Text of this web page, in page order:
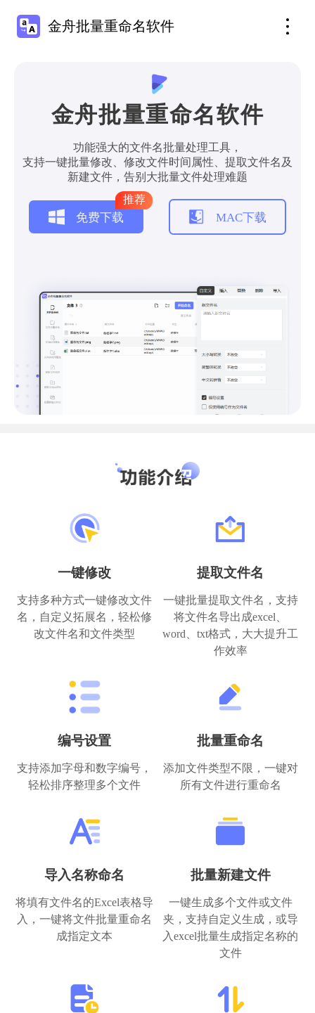
金舟批量重命名软件
金舟批量重命名软件
功能强大的文件名批量处理工具，
支持一键批量修改、修改文件时间属性、提取文件名及
新建文件，告别大批量文件处理难题
免费下载
推荐
MAC下载
一键修改
支持多种方式一键修改文件
名，自定义拓展名，轻松修
改文件名和文件类型
提取文件名
一键批量提取文件名，支持
将文件名导出成excel、
word、txt格式，大大提升工
作效率
编号设置
支持添加字母和数字编号，
轻松排序整理多个文件
批量重命名
添加文件类型不限，一键对
所有文件进行重命名
导入名称命名
将填有文件名的Excel表格导
入，一键将文件批量重命名
成指定文本
批量新建文件
一键生成多个文件或文件
夹，支持自定义生成，或导
入excel批量生成指定名称的
文件